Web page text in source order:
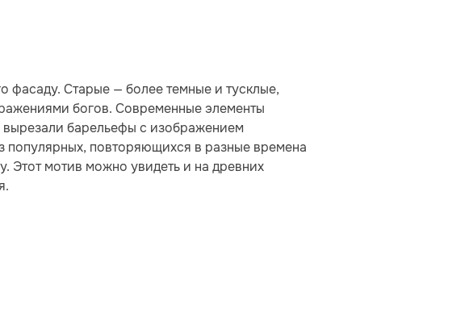
фасаду. Старые — более темные и тусклые,
богов. Современные элементы
барельефы с изображением
популярных, повторяющихся в разные времена
Этот мотив можно увидеть и на древних